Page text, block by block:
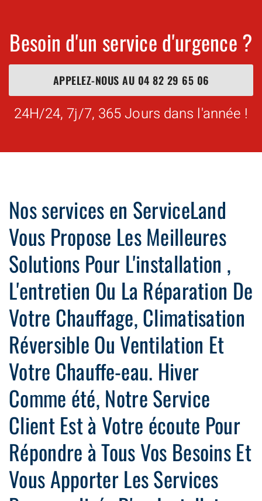
Besoin d'un service d'urgence ?
APPELEZ-NOUS AU 04 82 29 65 06
24H/24, 7j/7, 365 Jours dans l'année !
Nos services en ServiceLand
Vous Propose Les Meilleures
Solutions Pour L'installation ,
L'entretien Ou La Réparation De
Votre Chauffage, Climatisation
Réversible Ou Ventilation Et
Votre Chauffe-eau. Hiver
Comme été, Notre Service
Client Est à Votre écoute Pour
Répondre à Tous Vos Besoins Et
Vous Apporter Les Services